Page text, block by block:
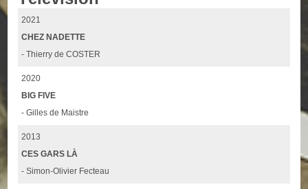
2021
CHEZ NADETTE
- Thierry de COSTER
2020
BIG FIVE
- Gilles de Maistre
2013
CES GARS LÀ
- Simon-Olivier Fecteau